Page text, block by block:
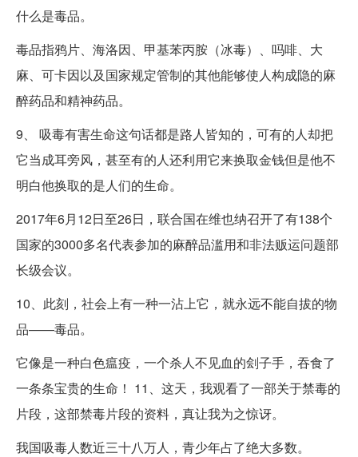
什么是毒品。
毒品指鸦片、海洛因、甲基苯丙胺（冰毒）、吗啡、大
麻、可卡因以及国家规定管制的其他能够使人构成隐的麻
醉药品和精神药品。
9、 吸毒有害生命这句话都是路人皆知的，可有的人却把
它当成耳旁风，甚至有的人还利用它来换取金钱但是他不
明白他换取的是人们的生命。
2017年6月12日至26日，联合国在维也纳召开了有138个
国家的3000多名代表参加的麻醉品滥用和非法贩运问题部
长级会议。
10、此刻，社会上有一种一沾上它，就永远不能自拔的物
品——毒品。
它像是一种白色瘟疫，一个杀人不见血的刽子手，吞食了
一条条宝贵的生命！ 11、这天，我观看了一部关于禁毒的
片段，这部禁毒片段的资料，真让我为之惊讶。
我国吸毒人数近三十八万人，青少年占了绝大多数。